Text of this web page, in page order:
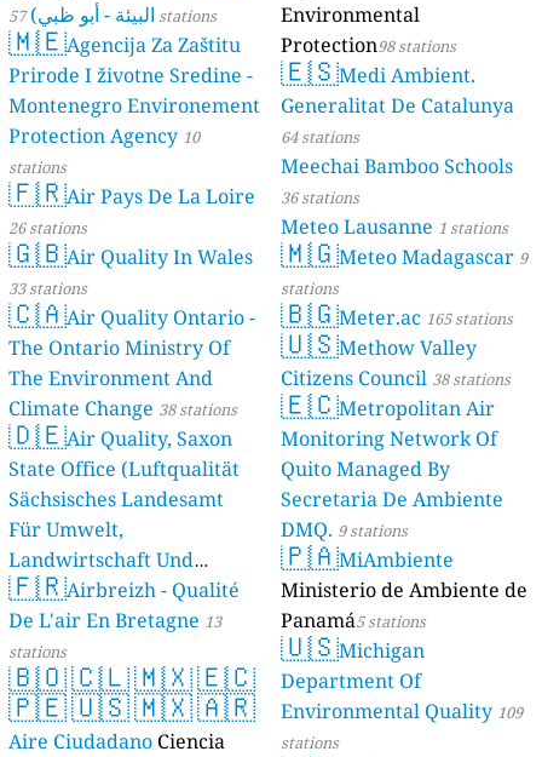
البيئة - أبو ظبي) 57 stations
🇲🇪Agencija Za Zaštitu
Prirode I životne Sredine -
Montenegro Environement
Protection Agency 10
stations
🇫🇷Air Pays De La Loire
26 stations
🇬🇧Air Quality In Wales
33 stations
🇨🇦Air Quality Ontario -
The Ontario Ministry Of
The Environment And
Climate Change 38 stations
🇩🇪Air Quality, Saxon
State Office (Luftqualität
Sächsisches Landesamt
Für Umwelt,
Landwirtschaft Und
Geologie) 50 stations
🇫🇷Airbreizh - Qualité
De L'air En Bretagne 13
stations
🇧🇴🇨🇱🇲🇽🇪🇨
🇵🇪🇺🇸🇲🇽🇦🇷
Aire Ciudadano Ciencia
Environmental
Protection98 stations
🇪🇸Medi Ambient.
Generalitat De Catalunya
64 stations
Meechai Bamboo Schools
36 stations
Meteo Lausanne 1 stations
🇲🇬Meteo Madagascar 9
stations
🇧🇬Meter.ac 165 stations
🇺🇸Methow Valley
Citizens Council 38 stations
🇪🇨Metropolitan Air
Monitoring Network Of
Quito Managed By
Secretaria De Ambiente
DMQ. 9 stations
🇵🇦MiAmbiente
Ministerio de Ambiente de
Panamá5 stations
🇺🇸Michigan
Department Of
Environmental Quality 109
stations